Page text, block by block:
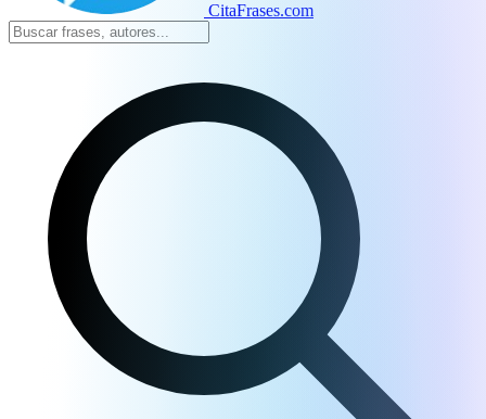
CitaFrases.com